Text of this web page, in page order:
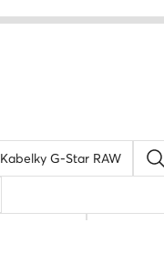
Kabelky G-Star RAW